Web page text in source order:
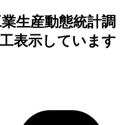
生産動態統計調
表示しています